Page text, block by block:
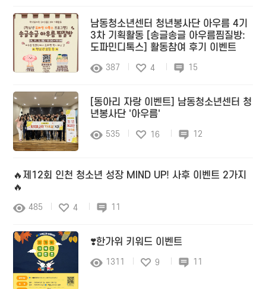
남동청소년센터 청년봉사단 아우름 4기
3차 기획활동 [송글송글 아우름찜질방:
도파민디톡스] 활동참여 후기 이벤트
387 4 15
[동아리 자랑 이벤트] 남동청소년센터 청
년봉사단 '아우름'
535 16 12
🔥제12회 인천 청소년 성장 MIND UP! 사후 이벤트 2가지
🔥
485 4 11
❣️한가위 키워드 이벤트
1311 9 11